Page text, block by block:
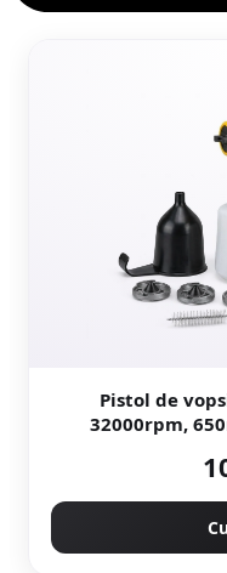
Pistol de
32000rpm,